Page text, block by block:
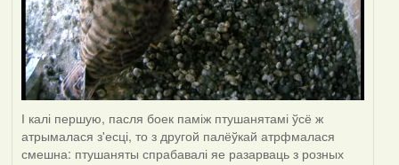
І калі першую, пасля боек паміж птушанятамі ўсё ж
атрымалася з'есці, то з другой палёўкай атрфмалася
смешна: птушаняты спрабавалі яе разарваць з розных